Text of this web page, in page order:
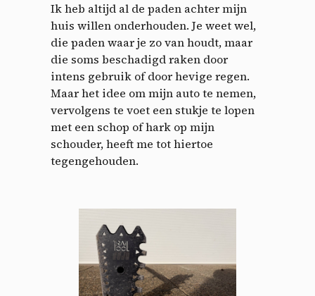
Ik heb altijd al de paden achter mijn
huis willen onderhouden. Je weet wel,
die paden waar je zo van houdt, maar
die soms beschadigd raken door
intens gebruik of door hevige regen.
Maar het idee om mijn auto te nemen,
vervolgens te voet een stukje te lopen
met een schop of hark op mijn
schouder, heeft me tot hiertoe
tegengehouden.